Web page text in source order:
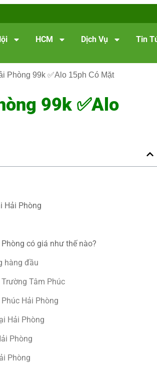
HCM Dịch Vụ Tin
Phòng 99k ✅Alo 15ph Có Mặt
99k ✅Alo
Hải Phòng
có giá như thế nào?
hàng đầu
Tâm Phúc
Hải Phòng
Hải Phòng
Phòng
Phòng